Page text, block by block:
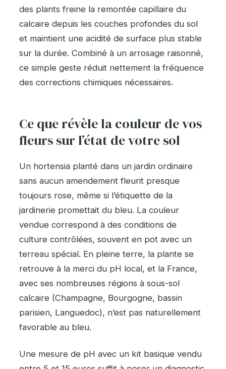
des plants freine la remontée capillaire du
calcaire depuis les couches profondes du sol
et maintient une acidité de surface plus stable
sur la durée. Combiné à un arrosage raisonné,
ce simple geste réduit nettement la fréquence
des corrections chimiques nécessaires.
Ce que révèle la couleur de vos
fleurs sur l’état de votre sol
Un hortensia planté dans un jardin ordinaire
sans aucun amendement fleurit presque
toujours rose, même si l’étiquette de la
jardinerie promettait du bleu. La couleur
vendue correspond à des conditions de
culture contrôlées, souvent en pot avec un
terreau spécial. En pleine terre, la plante se
retrouve à la merci du pH local, et la France,
avec ses nombreuses régions à sous-sol
calcaire (Champagne, Bourgogne, bassin
parisien, Languedoc), n’est pas naturellement
favorable au bleu.
Une mesure de pH avec un kit basique vendu